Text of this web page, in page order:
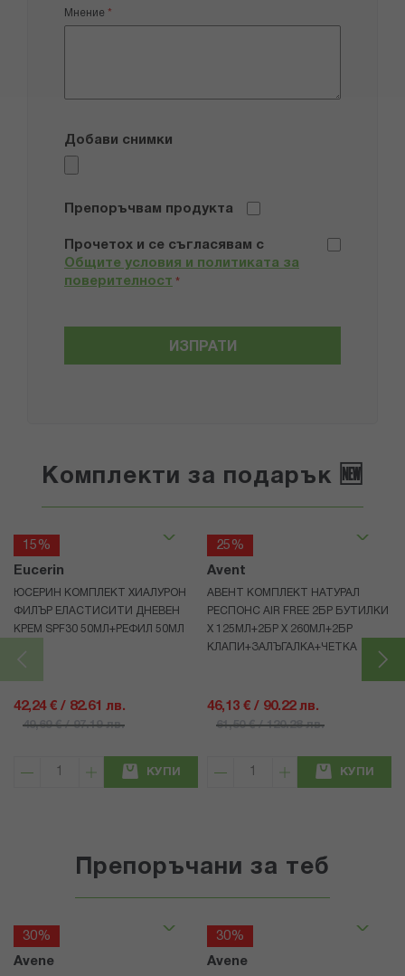
Мнение
Добави снимки
Препоръчвам продукта
Прочетох и се съгласявам с
Общите условия и политиката за
поверителност *
ИЗПРАТИ
Комплекти за подарък 🆕
15%
Eucerin
ЮСЕРИН КОМПЛЕКТ ХИАЛУРОН
ФИЛЪР ЕЛАСТИСИТИ ДНЕВЕН
КРЕМ SPF30 50МЛ+РЕФИЛ 50МЛ
42,24 € / 82.61 лв.
49,69 € / 97.19 лв.
КУПИ
25%
Avent
АВЕНТ КОМПЛЕКТ НАТУРАЛ
РЕСПОНС AIR FREE 2БР БУТИЛКИ
Х 125МЛ+2БР Х 260МЛ+2БР
КЛАПИ+ЗАЛЪГАЛКА+ЧЕТКА
46,13 € / 90.22 лв.
61,50 € / 120.28 лв.
КУПИ
Препоръчани за теб
30%
Avene
30%
Avene